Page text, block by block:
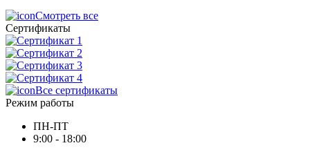
Смотреть все
Сертификаты
Все сертификаты
Режим работы
ПН-ПТ
9:00 - 18:00